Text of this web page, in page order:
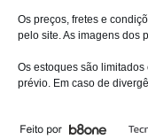
Os preços, fretes e
pelo site. As imagens dos
Os estoques são
prévio. Em caso de